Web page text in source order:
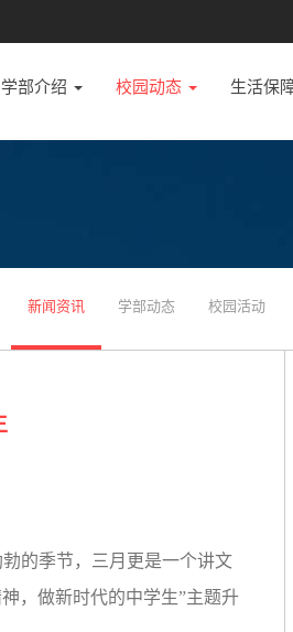
学部介绍 校园动态 生活保
新闻资讯 学部动态 校园活动
的季节，三月更是一个讲文
，做新时代的中学生”主题升